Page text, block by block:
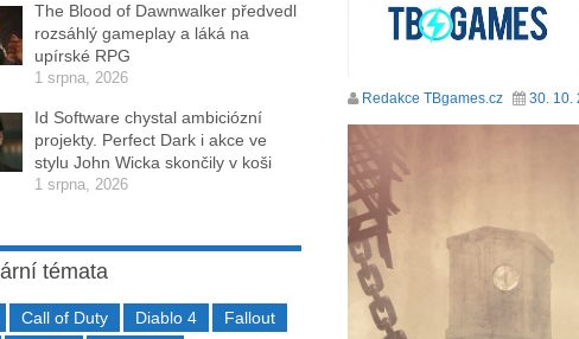
Redakce TBgames.cz 30. 10.
The Blood of Dawnwalker předvedl
rozsáhlý gameplay a láká na
upírské RPG
1 srpna, 2026
Id Software chystal ambiciózní
projekty. Perfect Dark i akce ve
stylu John Wicka skončily v koši
1 srpna, 2026
témata
Call of Duty Diablo 4
Fallout